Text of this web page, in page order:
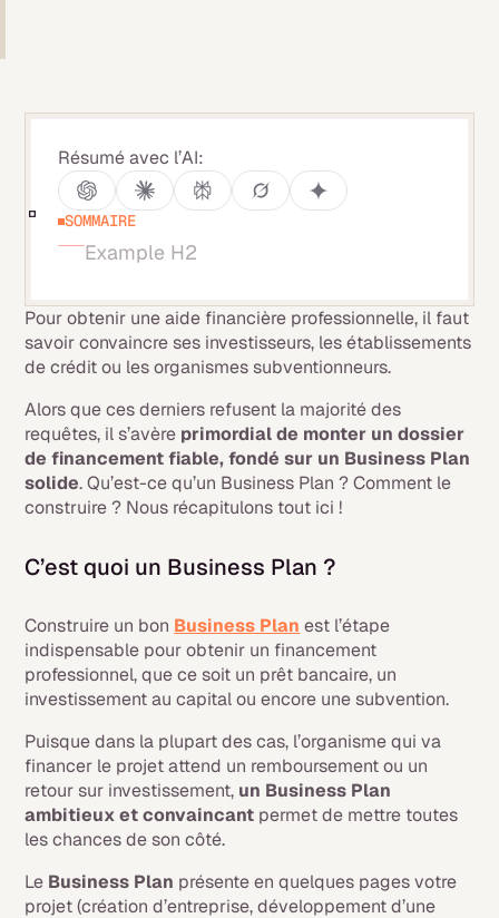
Résumé avec l’AI:
SOMMAIRE
Example H2
Pour obtenir une aide financière professionnelle, il faut
savoir convaincre ses investisseurs, les établissements
de crédit ou les organismes subventionneurs.
Alors que ces derniers refusent la majorité des
requêtes, il s’avère primordial de monter un dossier
de financement fiable, fondé sur un Business Plan
solide. Qu’est-ce qu’un Business Plan ? Comment le
construire ? Nous récapitulons tout ici !
C’est quoi un Business Plan ?
Construire un bon Business Plan est l’étape
indispensable pour obtenir un financement
professionnel, que ce soit un prêt bancaire, un
investissement au capital ou encore une subvention.
Puisque dans la plupart des cas, l’organisme qui va
financer le projet attend un remboursement ou un
retour sur investissement, un Business Plan
ambitieux et convaincant permet de mettre toutes
les chances de son côté.
Le Business Plan présente en quelques pages votre
projet (création d’entreprise, développement d’une